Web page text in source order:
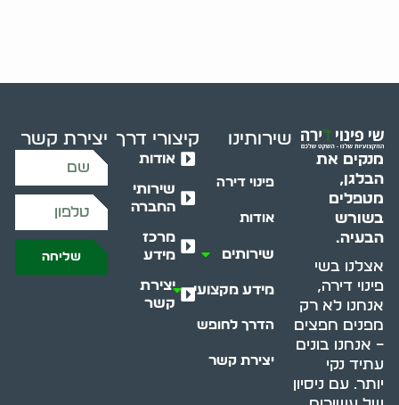
מנקים את
הבלגן,
מטפלים
בשורש
הבעיה.
אצלנו בשי
פינוי דירה,
אנחנו לא רק
מפנים חפצים
– אנחנו בונים
עתיד נקי
יותר. עם ניסיון
שירותינו
פינוי דירה
אודות
שירותים
מידע מקצועי
הדרך לחופש
יצירת קשר
קיצורי דרך
אודות
שירותי
החברה
מרכז
מידע
יצירת
קשר
יצירת קשר
שליחה